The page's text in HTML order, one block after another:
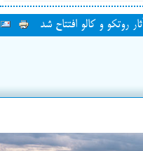
کن، راه برای مستقل‌ها باز است
روتکو و کالو افتتاح شد